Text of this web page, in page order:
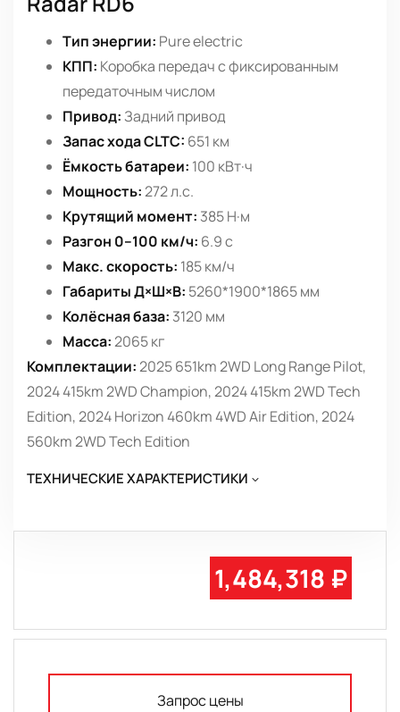
Тип энергии: Pure electric
КПП: Коробка передач с фиксированным
передаточным числом
Привод: Задний привод
Запас хода CLTC: 651 км
Ёмкость батареи: 100 кВт·ч
Мощность:272 л.с.
Крутящий момент: 385 Н·м
Разгон 0–100 км/ч: 6.9 с
Макс. скорость: 185 км/ч
Габариты Д×Ш×В: 5260*1900*1865 мм
Колёсная база: 3120 мм
Масса:2065 кг
Комплектации:2025 651km 2WD Long Range Pilot,
2024 415km 2WD Champion, 2024 415km 2WD Tech
Edition, 2024 Horizon 460km 4WD Air Edition, 2024
560km 2WD Tech Edition
ТЕХНИЧЕСКИЕ ХАРАКТЕРИСТИКИ
1,484,318 ₽
Запрос цены